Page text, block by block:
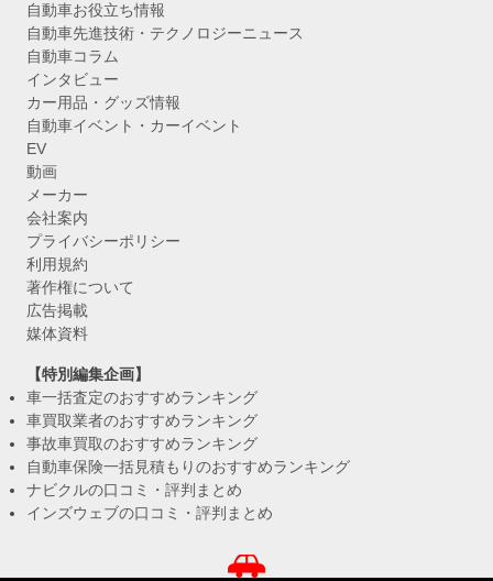
自動車お役立ち情報
自動車先進技術・テクノロジーニュース
自動車コラム
インタビュー
カー用品・グッズ情報
自動車イベント・カーイベント
EV
動画
メーカー
会社案内
プライバシーポリシー
利用規約
著作権について
広告掲載
媒体資料
【特別編集企画】
車一括査定のおすすめランキング
車買取業者のおすすめランキング
事故車買取のおすすめランキング
自動車保険一括見積もりのおすすめランキング
ナビクルの口コミ・評判まとめ
インズウェブの口コミ・評判まとめ